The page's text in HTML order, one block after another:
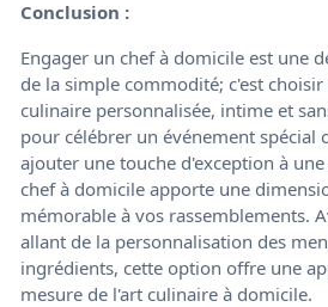
Conclusion :
Engager un chef à domicile est une
de la simple commodité; c'est
culinaire personnalisée, intime et
pour célébrer un événement spécial
ajouter une touche d'exception à
chef à domicile apporte une
mémorable à vos rassemblements.
allant de la personnalisation des
ingrédients, cette option offre une
mesure de l'art culinaire à domicile.